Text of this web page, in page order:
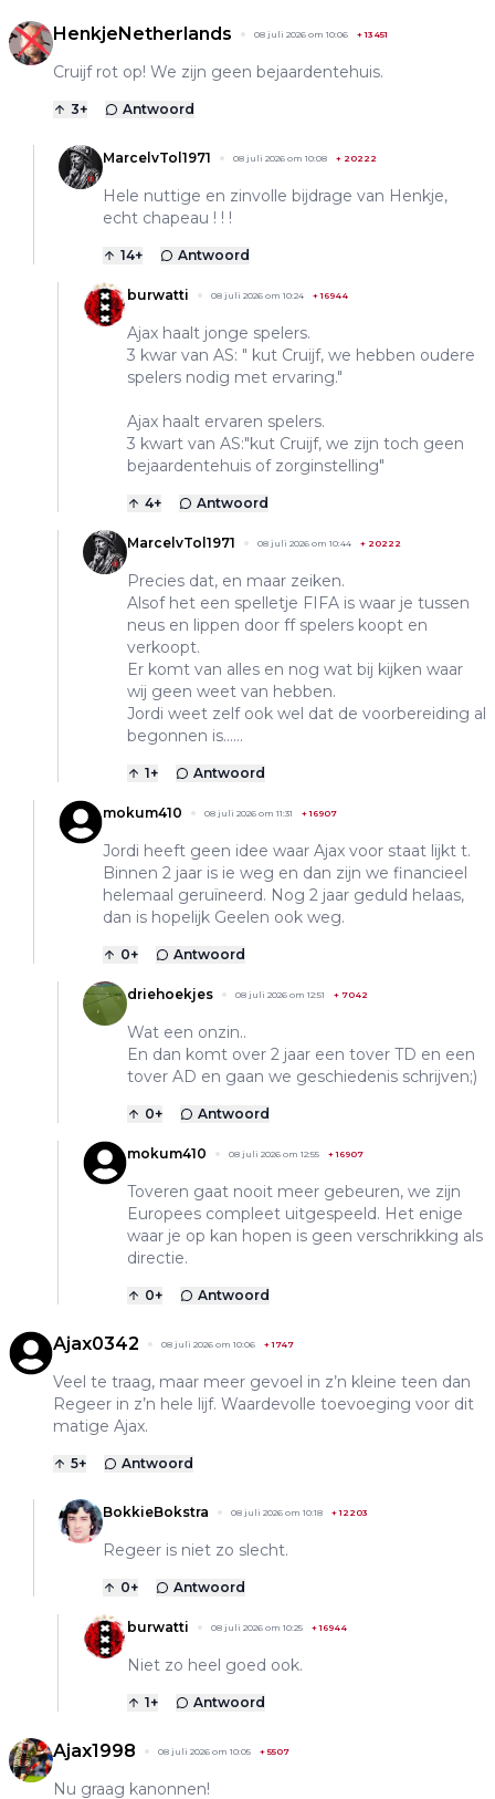
HenkjeNetherlands 08 juli 2026 om 10:06 +13451
Cruijf rot op! We zijn geen bejaardentehuis.
3+ Antwoord
MarcelvTol1971 08 juli 2026 om 10:08 + 20222
Hele nuttige en zinvolle bijdrage van Henkje,
echt chapeau ! ! !
14+ Antwoord
burwatti 08 juli 2026 om 10:24 +16944
Ajax haalt jonge spelers.
3 kwar van AS: " kut Cruijf, we hebben oudere
spelers nodig met ervaring."
Ajax haalt ervaren spelers.
3 kwart van AS:"kut Cruijf, we zijn toch geen
bejaardentehuis of zorginstelling"
4+ Antwoord
MarcelvTol1971 08 juli 2026 om 10:44 + 20222
Precies dat, en maar zeiken.
Alsof het een spelletje FIFA is waar je tussen
neus en lippen door ff spelers koopt en
verkoopt.
Er komt van alles en nog wat bij kijken waar
wij geen weet van hebben.
Jordi weet zelf ook wel dat de voorbereiding al
begonnen is......
1+ Antwoord
mokum410 08 juli 2026 om 11:31 +16907
Jordi heeft geen idee waar Ajax voor staat lijkt t.
Binnen 2 jaar is ie weg en dan zijn we financieel
helemaal geruïneerd. Nog 2 jaar geduld helaas,
dan is hopelijk Geelen ook weg.
0+ Antwoord
driehoekjes 08 juli 2026 om 12:51 + 7042
Wat een onzin..
En dan komt over 2 jaar een tover TD en een
tover AD en gaan we geschiedenis schrijven;)
0+ Antwoord
mokum410 08 juli 2026 om 12:55 +16907
Toveren gaat nooit meer gebeuren, we zijn
Europees compleet uitgespeeld. Het enige
waar je op kan hopen is geen verschrikking als
directie.
0+ Antwoord
Ajax0342 08 juli 2026 om 10:06 +1747
Veel te traag, maar meer gevoel in z’n kleine teen dan
Regeer in z’n hele lijf. Waardevolle toevoeging voor dit
matige Ajax.
5+ Antwoord
BokkieBokstra 08 juli 2026 om 10:18 +12203
Regeer is niet zo slecht.
0+ Antwoord
burwatti 08 juli 2026 om 10:25 +16944
Niet zo heel goed ook.
1+ Antwoord
Ajax1998 08 juli 2026 om 10:05 +5507
Nu graag kanonnen!